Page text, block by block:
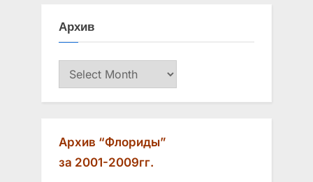
Архив
Архив
Архив “Флориды”
за 2001-2009гг.